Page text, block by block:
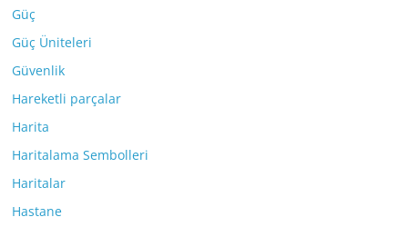
Güç
Güç Üniteleri
Güvenlik
Hareketli parçalar
Harita
Haritalama Sembolleri
Haritalar
Hastane